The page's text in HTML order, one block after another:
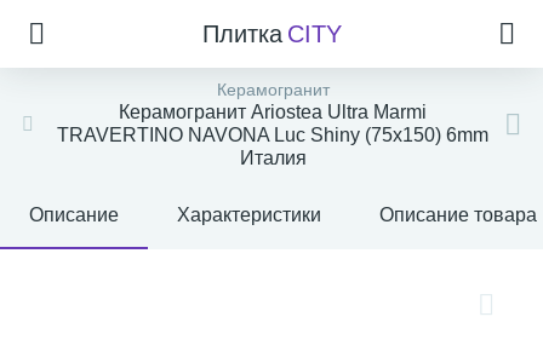
Плитка CITY
Керамогранит
Керамогранит Ariostea Ultra Marmi
TRAVERTINO NAVONA Luc Shiny (75x150) 6mm
Италия
Описание Характеристики Описание товара